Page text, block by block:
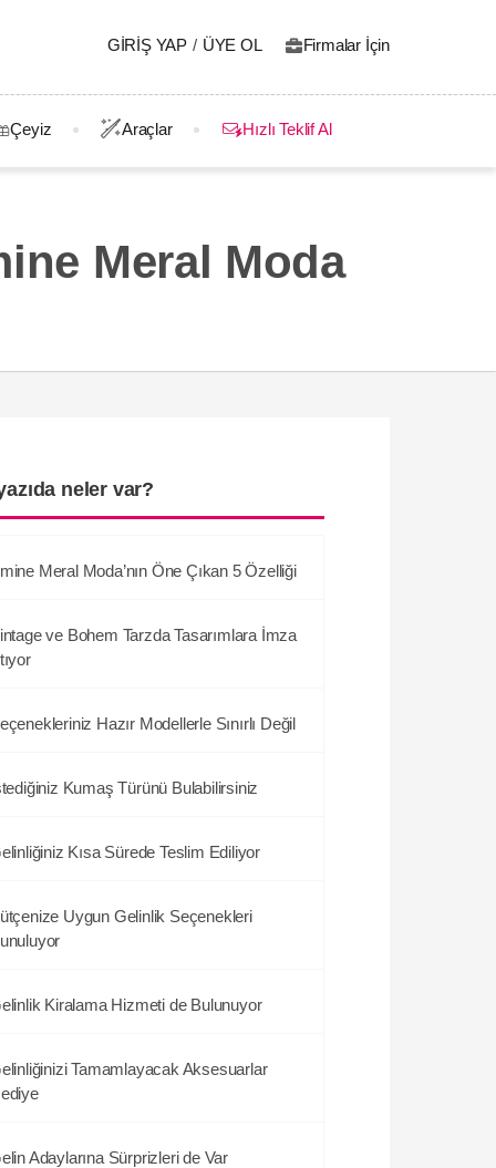
GIRIŞ YAP / ÜYE OL Firmalar İçin
Çeyiz Araçlar Hızlı Teklif Al
Meral Moda
neler var?
Meral Moda’nın Öne Çıkan 5 Özelliği
ve Bohem Tarzda Tasarımlara İmza
Hazır Modellerle Sınırlı Değil
Kumaş Türünü Bulabilirsiniz
Kısa Sürede Teslim Ediliyor
Uygun Gelinlik Seçenekleri
Kiralama Hizmeti de Bulunuyor
Tamamlayacak Aksesuarlar
Adaylarına Sürprizleri de Var